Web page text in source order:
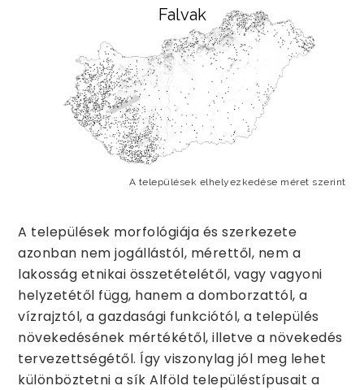
Falvak
A települések elhelyezkedése méret szerint
A települések morfológiája és szerkezete
azonban nem jogállástól, mérettől, nem a
lakosság etnikai összetételétől, vagy vagyoni
helyzetétől függ, hanem a domborzattól, a
vízrajztól, a gazdasági funkciótól, a település
növekedésének mértékétől, illetve a növekedés
tervezettségétől. Így viszonylag jól meg lehet
különböztetni a sík Alföld településtípusait a